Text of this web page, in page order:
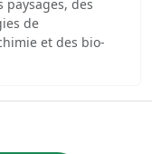
des
de
et des bio-